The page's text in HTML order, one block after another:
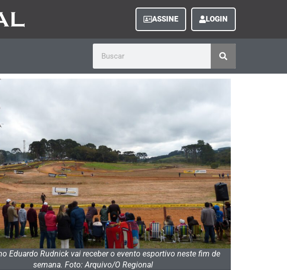
ASSINE LOGIN
Eduardo Rudnick vai receber o evento esportivo neste fim de
semana. Foto: Arquivo/O Regional